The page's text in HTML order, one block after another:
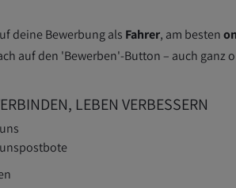
deine Bewerbung als Fahrer, am besten
auf den 'Bewerben'-Button – auch ganz
LEBEN VERBESSERN